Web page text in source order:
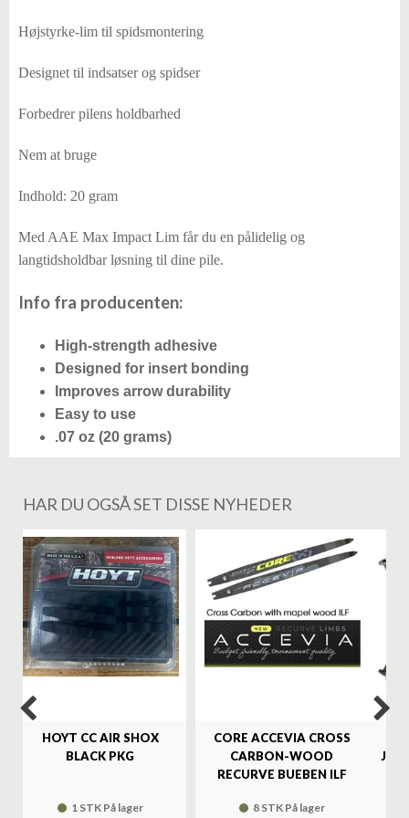
Højstyrke-lim til spidsmontering
Designet til indsatser og spidser
Forbedrer pilens holdbarhed
Nem at bruge
Indhold: 20 gram
Med AAE Max Impact Lim får du en pålidelig og
langtidsholdbar løsning til dine pile.
Info fra producenten:
High-strength adhesive
Designed for insert bonding
Improves arrow durability
Easy to use
.07 oz (20 grams)
HAR DU OGSÅ SET DISSE NYHEDER
HOYT CC AIR SHOX
BLACK PKG
1 STK På lager
CORE ACCEVIA CROSS
CARBON-WOOD
RECURVE BUEBEN ILF
8 STK På lager